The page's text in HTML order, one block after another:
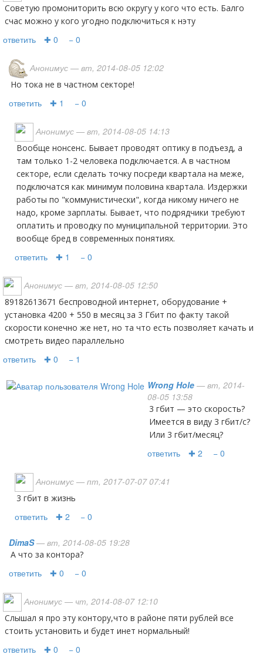
советую промониторить всю округу у кого что есть. Балго
счас можно у кого угодно подключиться к нэту
ответить ✚ 0 − 0
Анонимус — вт, 2014-08-05 12:02
но тока не в частном секторе!
ответить ✚ 1 − 0
Анонимус — вт, 2014-08-05 14:13
Вообще нонсенс. Бывает проводят оптику в подъезд, а
там только 1-2 человека подключается. А в частном
секторе, если сделать точку посреди квартала на меже,
подключатся как минимум половина квартала. Издержки
работы по "коммунистически", когда никому ничего не
надо, кроме зарплаты. Бывает, что подрядчики требуют
оплатить и проводку по муниципальной территории. Это
вообще бред в современных понятиях.
ответить ✚ 1 − 0
Анонимус — вт, 2014-08-05 12:50
89182613671 беспроводной интернет, оборудование +
установка 4200 + 550 в месяц за 3 Гбит по факту такой
скорости конечно же нет, но та что есть позволяет качать и
смотреть видео параллельно
ответить ✚ 0 − 1
Wrong Hole — вт, 2014-
08-05 13:58
3 гбит — это скорость?
Имеется в виду 3 гбит/с?
Или 3 гбит/месяц?
ответить ✚ 2 − 0
Анонимус — пт, 2017-07-07 07:41
3 гбит в жизнь
ответить ✚ 2 − 0
DimaS— вт, 2014-08-05 19:28
А что за контора?
ответить ✚ 0 − 0
Анонимус — чт, 2014-08-07 12:10
Слышал я про эту контору,что в районе пяти рублей все
стоить установить и будет инет нормальный!
ответить ✚ 0 − 0